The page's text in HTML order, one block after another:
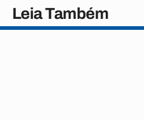
Leia Também